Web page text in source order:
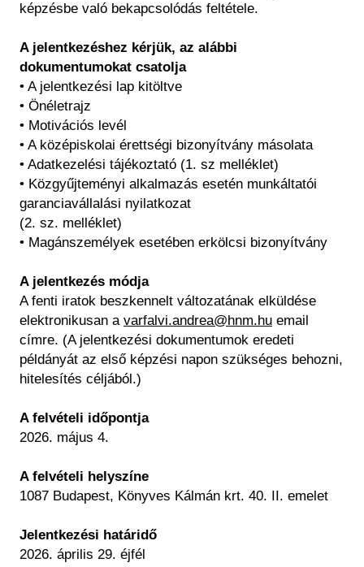
képzésbe való bekapcsolódás feltétele.
A jelentkezéshez kérjük, az alábbi
dokumentumokat csatolja
• A jelentkezési lap kitöltve
• Önéletrajz
• Motivációs levél
• A középiskolai érettségi bizonyítvány másolata
• Adatkezelési tájékoztató (1. sz melléklet)
• Közgyűjteményi alkalmazás esetén munkáltatói
garanciavállalási nyilatkozat
(2. sz. melléklet)
• Magánszemélyek esetében erkölcsi bizonyítvány
A jelentkezés módja
A fenti iratok beszkennelt változatának elküldése
elektronikusan a varfalvi.andrea@hnm.hu email
címre. (A jelentkezési dokumentumok eredeti
példányát az első képzési napon szükséges behozni,
hitelesítés céljából.)
A felvételi időpontja
2026. május 4.
A felvételi helyszíne
1087 Budapest, Könyves Kálmán krt. 40. II. emelet
Jelentkezési határidő
2026. április 29. éjfél